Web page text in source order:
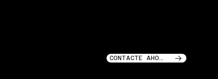
CONTACTE AHORA